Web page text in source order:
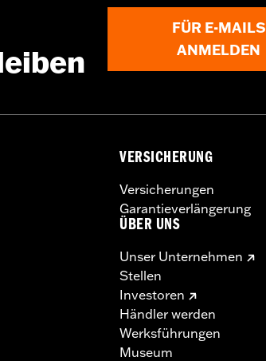
FÜR E-MAILS
ANMELDEN
VERSICHERUNG
Versicherungen
Garantieverlängerung
ÜBER UNS
Unser Unternehmen
Stellen
Investoren
Händler werden
Werksführungen
Museum